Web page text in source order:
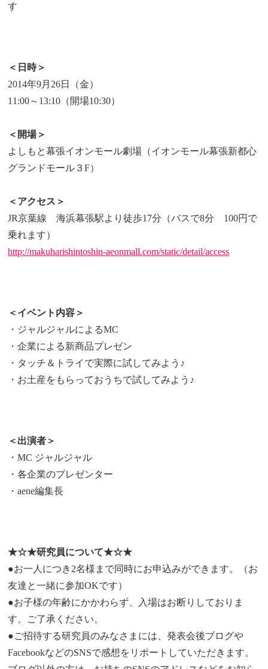
す
＜日時＞
2014年9月26日（金）
11:00～13:10（開場10:30）
＜開場＞
よしもと幕張イオンモール劇場（イオンモール幕張新都心
グランドモール３F）
＜アクセス＞
JR京葉線 海浜幕張駅より徒歩17分（バスで8分 100円で
乗れます）
http://makuharishintoshin-aeonmall.com/static/detail/access
＜イベント内容＞
・ジャルジャルによるMC
・企業による新商品プレゼン
・タッチ＆トライで実際に試してみよう♪
・お土産をもらっておうちで試してみよう♪
＜出演者＞
・MC ジャルジャル
・各企業のプレゼンター
・aene編集長
★☆★研究員について★☆★
●お一人につき2名様まで同時にお申込みができます。（お
友達と一緒に参加OKです）
●お子様の年齢にかかわらず、入場はお断りしておりま
す。ご了承ください。
●ご招待する研究員のみなさまには、発表会後ブログや
FacebookなどのSNSで感想をリポートしていただきます。